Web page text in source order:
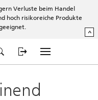
Verluste beim Handel
hoch risikoreiche Produkte
^